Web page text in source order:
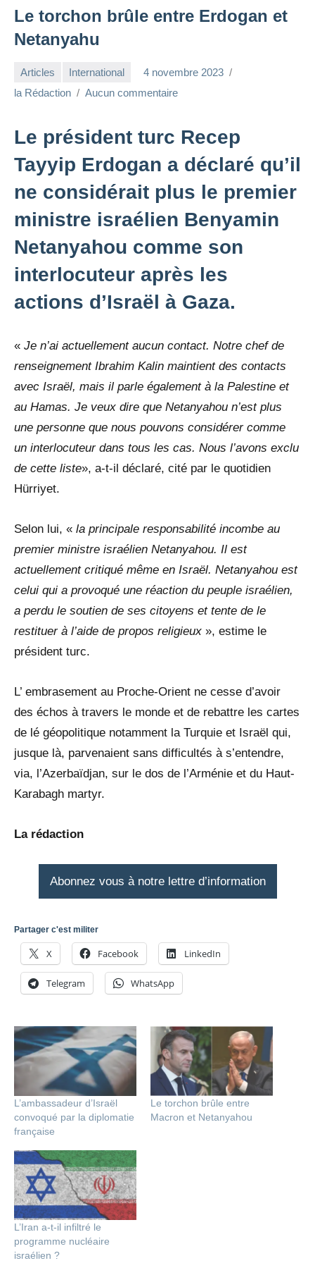
Le torchon brûle entre Erdogan et
Netanyahu
Articles International
4 novembre 2023
la Rédaction
Aucun commentaire
Le président turc Recep
Tayyip Erdogan a déclaré qu’il
ne considérait plus le premier
ministre israélien Benyamin
Netanyahou comme son
interlocuteur après les
actions d’Israël à Gaza.
« Je n’ai actuellement aucun contact. Notre chef de
renseignement Ibrahim Kalin maintient des contacts
avec Israël, mais il parle également à la Palestine et
au Hamas. Je veux dire que Netanyahou n’est plus
une personne que nous pouvons considérer comme
un interlocuteur dans tous les cas. Nous l’avons exclu
de cette liste», a-t-il déclaré, cité par le quotidien
Hürriyet.
Selon lui, « la principale responsabilité incombe au
premier ministre israélien Netanyahou. Il est
actuellement critiqué même en Israël. Netanyahou est
celui qui a provoqué une réaction du peuple israélien,
a perdu le soutien de ses citoyens et tente de le
restituer à l’aide de propos religieux », estime le
président turc.
L’ embrasement au Proche-Orient ne cesse d’avoir
des échos à travers le monde et de rebattre les cartes
de lé géopolitique notamment la Turquie et Israël qui,
jusque là, parvenaient sans difficultés à s’entendre,
via, l’Azerbaïdjan, sur le dos de l’Arménie et du Haut-
Karabagh martyr.
La rédaction
Abonnez vous à notre lettre d’information
Partager c'est militer
X Facebook LinkedIn
Telegram WhatsApp
L’ambassadeur d’Israël
convoqué par la diplomatie
française
Le torchon brûle entre
Macron et Netanyahou
L’Iran a-t-il infiltré le
programme nucléaire
israélien ?